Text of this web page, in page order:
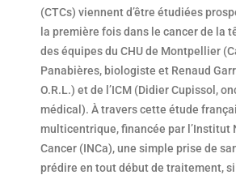
(CTCs) viennent d’être étudiées
la première fois dans le cancer de la
des équipes du CHU de Montpellier
Panabières, biologiste et Renaud
O.R.L.) et de l’ICM (Didier Cupissol,
médical). À travers cette étude
multicentrique, financée par l’Institut
Cancer (INCa), une simple prise de
prédire en tout début de traitement,